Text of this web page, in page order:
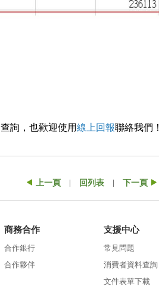
查詢，也歡迎使用線上回報聯絡我們！
上一頁 回列表 下一頁
商務合作
合作銀行
合作夥伴
支援中心
常見問題
消費者資料查詢
文件表單下載